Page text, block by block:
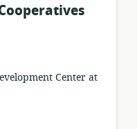
Center at